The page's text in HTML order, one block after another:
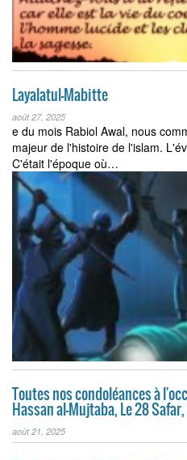
Layalatul-Mabitte
août 27, 2025
e du mois Rabiol Awal, nous
majeur de l'histoire de l'islam.
C'était l'époque où…
Toutes nos condoléances à
Hassan al-Mujtaba, Le 28
août 21, 2025